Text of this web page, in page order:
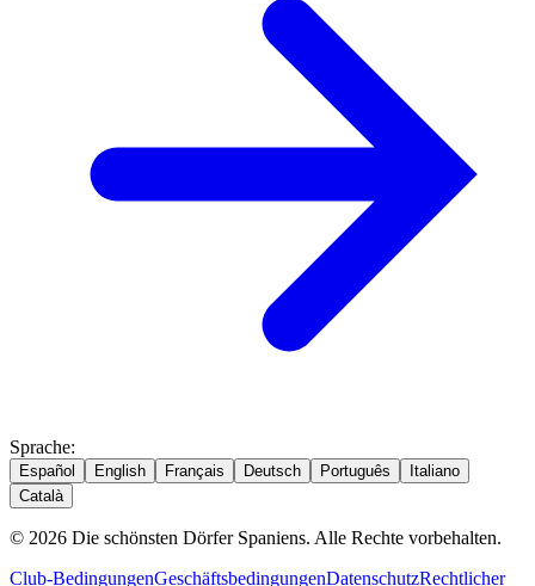
Sprache:
Español English Français Deutsch Português
Italiano
Català
© 2026 Die schönsten Dörfer Spaniens. Alle Rechte vorbehalten.
Club-BedingungenGeschäftsbedingungenDatenschutzRechtlicher